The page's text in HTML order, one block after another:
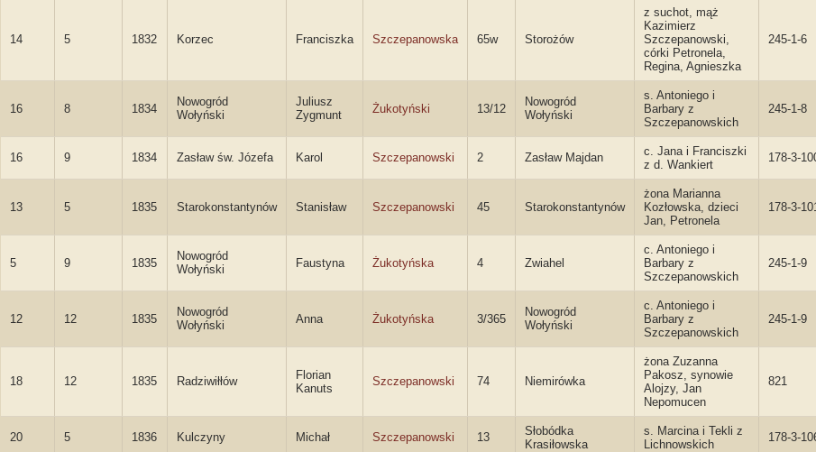
14 5 1832 Korzec Franciszka Szczepanowska 65w Storożów
z suchot, mąż
Kazimierz
Szczepanowski,
córki Petronela,
Regina, Agnieszka
245-1-6
16 8 1834
Nowogród
Wołyński
Juliusz
Zygmunt
Żukotyński 13/12
Nowogród
Wołyński
s. Antoniego i
Barbary z
Szczepanowskich
245-1-8
16 9 1834 Zasław św. Józefa Karol Szczepanowski 2 Zasław Majdan
c. Jana i Franciszki
z d. Wankiert
178-3-
13 5 1835 Starokonstantynów Stanisław Szczepanowski 45 Starokonstantynów
żona Marianna
Kozłowska, dzieci
Jan, Petronela
178-3-
5 9 1835
Nowogród
Wołyński
Faustyna Żukotyńska 4 Zwiahel
c. Antoniego i
Barbary z
Szczepanowskich
245-1-9
12 12 1835
Nowogród
Wołyński
Anna Żukotyńska 3/365
Nowogród
Wołyński
c. Antoniego i
Barbary z
Szczepanowskich
245-1-9
18 12 1835 Radziwiłłów
Florian
Kanuts
Szczepanowski 74 Niemirówka
żona Zuzanna
Pakosz, synowie
Alojzy, Jan
Nepomucen
821
20 5 1836 Kulczyny Michał Szczepanowski 13
Słobódka
Krasiłowska
s. Marcina i Tekli z
Lichnowskich
178-3-